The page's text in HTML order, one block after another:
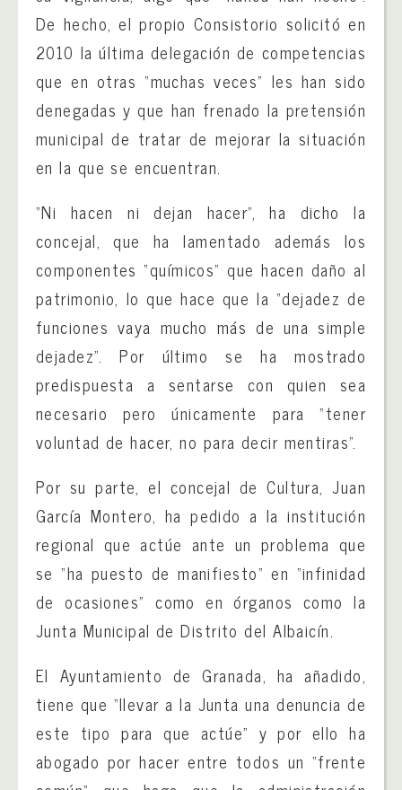
De hecho, el propio Consistorio solicitó en
2010 la última delegación de competencias
que en otras “muchas veces” les han sido
denegadas y que han frenado la pretensión
municipal de tratar de mejorar la situación
en la que se encuentran.
“Ni hacen ni dejan hacer”, ha dicho la
concejal, que ha lamentado además los
componentes “químicos” que hacen daño al
patrimonio, lo que hace que la “dejadez de
funciones vaya mucho más de una simple
dejadez”. Por último se ha mostrado
predispuesta a sentarse con quien sea
necesario pero únicamente para “tener
voluntad de hacer, no para decir mentiras”.
Por su parte, el concejal de Cultura, Juan
García Montero, ha pedido a la institución
regional que actúe ante un problema que
se “ha puesto de manifiesto” en “infinidad
de ocasiones” como en órganos como la
Junta Municipal de Distrito del Albaicín.
El Ayuntamiento de Granada, ha añadido,
tiene que “llevar a la Junta una denuncia de
este tipo para que actúe” y por ello ha
abogado por hacer entre todos un “frente